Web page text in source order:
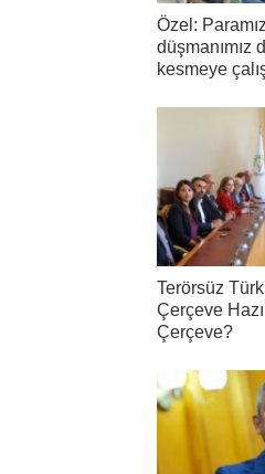
Özel:
düşmanımız
kesmeye
Terörsüz
Çerçeve
Çerçeve?